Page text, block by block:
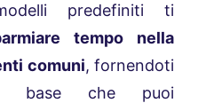
predefiniti ti
tempo nella
comuni, fornendoti
base che puoi